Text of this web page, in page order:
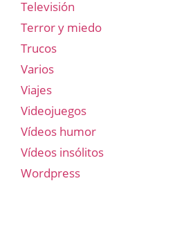
Televisión
Terror y miedo
Trucos
Varios
Viajes
Videojuegos
Vídeos humor
Vídeos insólitos
Wordpress